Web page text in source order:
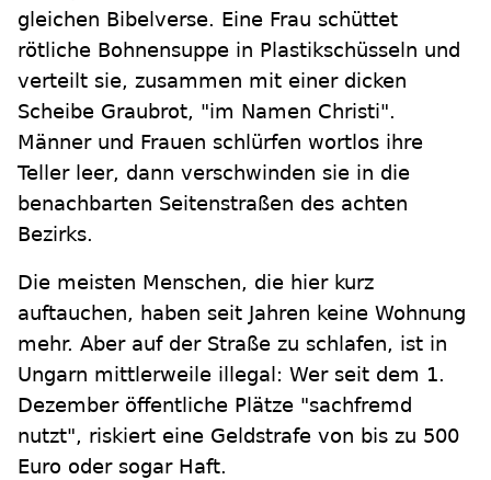
gleichen Bibelverse. Eine Frau schüttet
rötliche Bohnensuppe in Plastikschüsseln und
verteilt sie, zusammen mit einer dicken
Scheibe Graubrot, "im Namen Christi".
Männer und Frauen schlürfen wortlos ihre
Teller leer, dann verschwinden sie in die
benachbarten Seitenstraßen des achten
Bezirks.
Die meisten Menschen, die hier kurz
auftauchen, haben seit Jahren keine Wohnung
mehr. Aber auf der Straße zu schlafen, ist in
Ungarn mittlerweile illegal: Wer seit dem 1.
Dezember öffentliche Plätze "sachfremd
nutzt", riskiert eine Geldstrafe von bis zu 500
Euro oder sogar Haft.